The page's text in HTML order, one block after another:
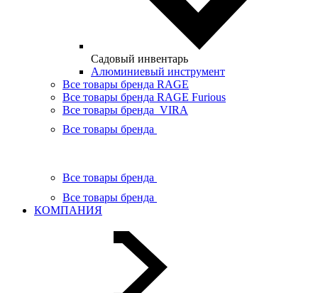
Садовый инвентарь
Алюминиевый инструмент
Все товары бренда RAGE
Все товары бренда RAGE Furious
Все товары бренда VIRA
Все товары бренда
Все товары бренда
Все товары бренда
КОМПАНИЯ